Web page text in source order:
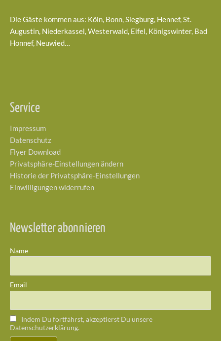
Die Gäste kommen aus: Köln, Bonn, Siegburg, Hennef, St.
Augustin, Niederkassel, Westerwald, Eifel, Königswinter, Bad
Honnef, Neuwied…
Service
Impressum
Datenschutz
Flyer Download
Privatsphäre-Einstellungen ändern
Historie der Privatsphäre-Einstellungen
Einwilligungen widerrufen
Newsletter abonnieren
Name
Email
Indem Du fortfährst, akzeptierst Du unsere
Datenschutzerklärung.